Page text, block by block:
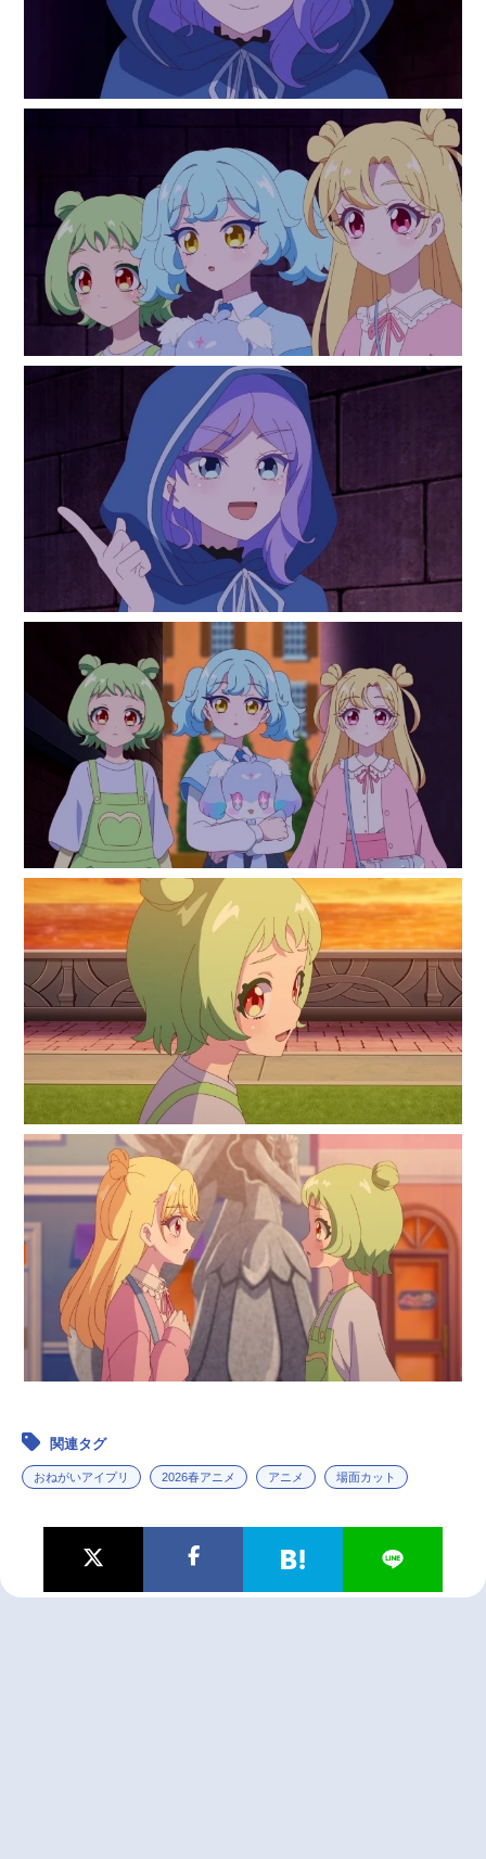
関連タグ
おねがいアイプリ 2026春アニメ アニメ 場面カット